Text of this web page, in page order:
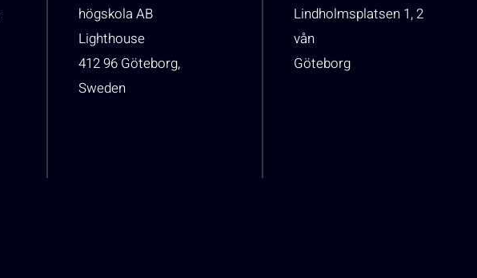
högskola AB
Lighthouse
412 96 Göteborg,
Sweden
Lindholmsplatsen 1, 2
vån
Göteborg